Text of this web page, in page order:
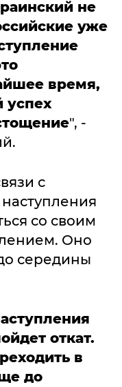
не
уже
время,
успех
", -
с
со своим
Оно
середины
откат.
в
до